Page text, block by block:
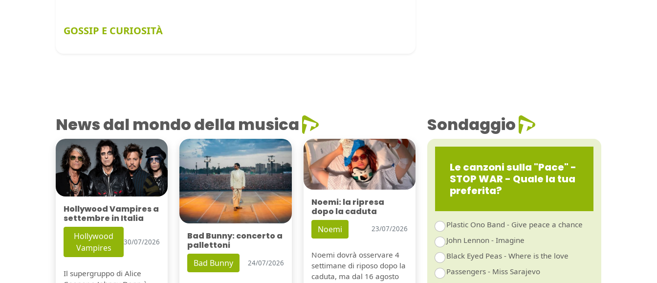
GOSSIP E CURIOSITÀ
News dal mondo della musica
Hollywood Vampires a
settembre in Italia
Hollywood
Vampires
30/07/2026
Il supergruppo di Alice
Bad Bunny: concerto a
pallettoni
Bad Bunny 24/07/2026
Noemi: la ripresa
dopo la caduta
Noemi 23/07/2026
Noemi dovrà osservare 4
settimane di riposo dopo la
caduta, ma dal 16 agosto
Sondaggio
Le canzoni sulla "Pace" -
STOP WAR - Quale la tua
preferita?
Plastic Ono Band - Give peace a chance
John Lennon - Imagine
Black Eyed Peas - Where is the love
Passengers - Miss Sarajevo